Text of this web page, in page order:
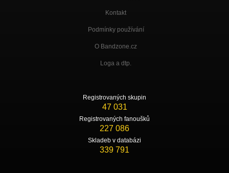
Kontakt
Podmínky používání
O Bandzone.cz
Loga a dtp.
Registrovaných skupin
47 031
Registrovaných fanoušků
227 086
Skladeb v databázi
339 791